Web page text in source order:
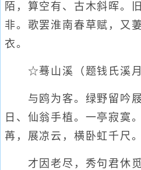
陌，算空有、古木斜晖。
非。歌罢淮南春草赋，又
衣。
☆蓦山溪（题钱氏溪月
与鸥为客。绿野留吟屐
日、仙翁手植。一亭寂寞
苒，展凉云，横卧虹千尺。
才因老尽，秀句君休觅